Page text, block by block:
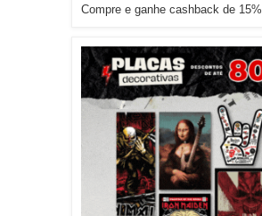
Compre e ganhe cashback de 15%